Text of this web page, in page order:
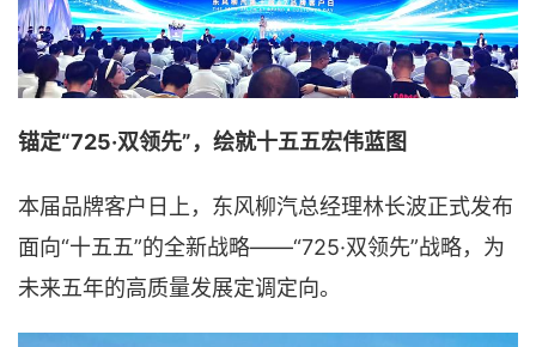
锚定“725·双领先”，绘就十五五宏伟蓝图
本届品牌客户日上，东风柳汽总经理林长波正式发布
面向“十五五”的全新战略——“725·双领先”战略，为
未来五年的高质量发展定调定向。